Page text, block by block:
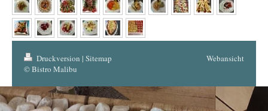
Druckversion | Sitemap
© Bistro Malibu
Webansicht